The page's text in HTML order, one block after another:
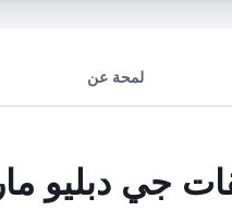
لمحة عن
جي دبليو